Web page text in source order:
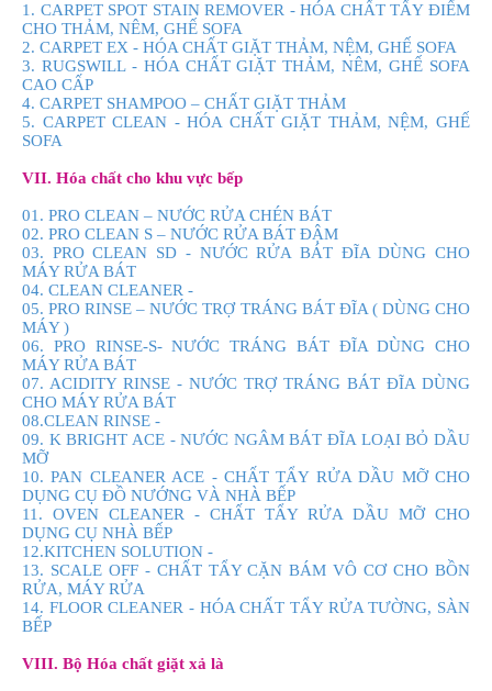
1. CARPET SPOT STAIN REMOVER - HÓA CHẤT TẨY ĐIỂM
CHO THẢM, NÊM, GHẾ SOFA
2. CARPET EX - HÓA CHẤT GIẶT THẢM, NỆM, GHẾ SOFA
3. RUGSWILL - HÓA CHẤT GIẶT THẢM, NÊM, GHẾ SOFA
CAO CẤP
4. CARPET SHAMPOO – CHẤT GIẶT THẢM
5. CARPET CLEAN - HÓA CHẤT GIẶT THẢM, NỆM, GHẾ
SOFA
VII. Hóa chất cho khu vực bếp
01. PRO CLEAN – NƯỚC RỬA CHÉN BÁT
02. PRO CLEAN S – NƯỚC RỬA BÁT ĐẬM
03. PRO CLEAN SD - NƯỚC RỬA BÁT ĐĨA DÙNG CHO
MÁY RỬA BÁT
04. CLEAN CLEANER -
05. PRO RINSE – NƯỚC TRỢ TRÁNG BÁT ĐĨA ( DÙNG CHO
MÁY )
06. PRO RINSE-S- NƯỚC TRÁNG BÁT ĐĨA DÙNG CHO
MÁY RỬA BÁT
07. ACIDITY RINSE - NƯỚC TRỢ TRÁNG BÁT ĐĨA DÙNG
CHO MÁY RỬA BÁT
08.CLEAN RINSE -
09. K BRIGHT ACE - NƯỚC NGÂM BÁT ĐĨA LOẠI BỎ DẦU
MỠ
10. PAN CLEANER ACE - CHẤT TẨY RỬA DẦU MỠ CHO
DỤNG CỤ ĐỒ NƯỚNG VÀ NHÀ BẾP
11. OVEN CLEANER - CHẤT TẨY RỬA DẦU MỠ CHO
DỤNG CỤ NHÀ BẾP
12.KITCHEN SOLUTION -
13. SCALE OFF - CHẤT TẨY CẶN BÁM VÔ CƠ CHO BỒN
RỬA, MÁY RỬA
14. FLOOR CLEANER - HÓA CHẤT TẨY RỬA TƯỜNG, SÀN
BẾP
VIII. Bộ Hóa chất giặt xả là